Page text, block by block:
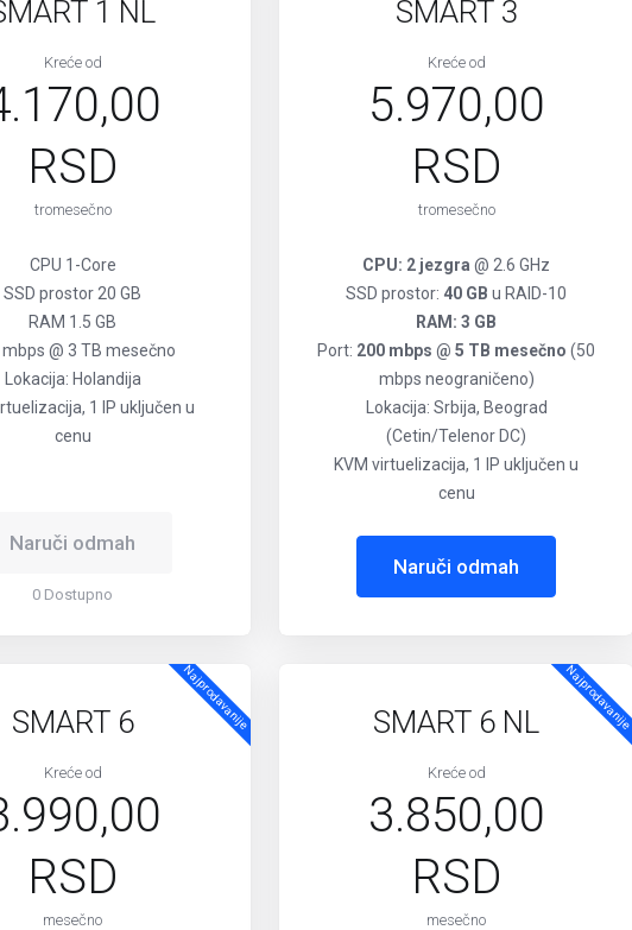
1 NL
Kreće od
RSD
tromesečno
CPU 1-Core
SSD prostor 20 GB
RAM 1.5 GB
@ 3 TB mesečno
Lokacija: Holandija
1 IP uključen u
cenu
Naruči odmah
0 Dostupno
SMART 3
Kreće od
5.970,00
RSD
tromesečno
CPU: 2 jezgra @ 2.6 GHz
SSD prostor: 40 GB u RAID-10
RAM: 3 GB
Port: 200 mbps @ 5 TB mesečno (50
mbps neograničeno)
Lokacija: Srbija, Beograd
(Cetin/Telenor DC)
KVM virtuelizacija, 1 IP uključen u
cenu
Naruči odmah
Najprodavanije
SMART 6
Kreće od
RSD
mesečno
Najprodavanije
SMART 6 NL
Kreće od
3.850,00
RSD
mesečno